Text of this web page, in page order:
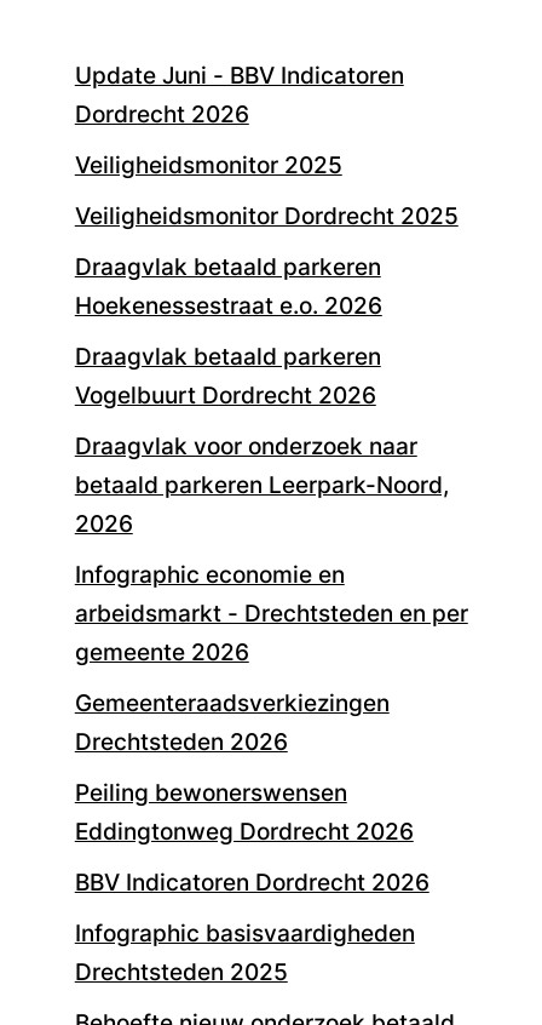
Update Juni - BBV Indicatoren
Dordrecht 2026
Veiligheidsmonitor 2025
Veiligheidsmonitor Dordrecht 2025
Draagvlak betaald parkeren
Hoekenessestraat e.o. 2026
Draagvlak betaald parkeren
Vogelbuurt Dordrecht 2026
Draagvlak voor onderzoek naar
betaald parkeren Leerpark-Noord,
2026
Infographic economie en
arbeidsmarkt - Drechtsteden en per
gemeente 2026
Gemeenteraadsverkiezingen
Drechtsteden 2026
Peiling bewonerswensen
Eddingtonweg Dordrecht 2026
BBV Indicatoren Dordrecht 2026
Infographic basisvaardigheden
Drechtsteden 2025